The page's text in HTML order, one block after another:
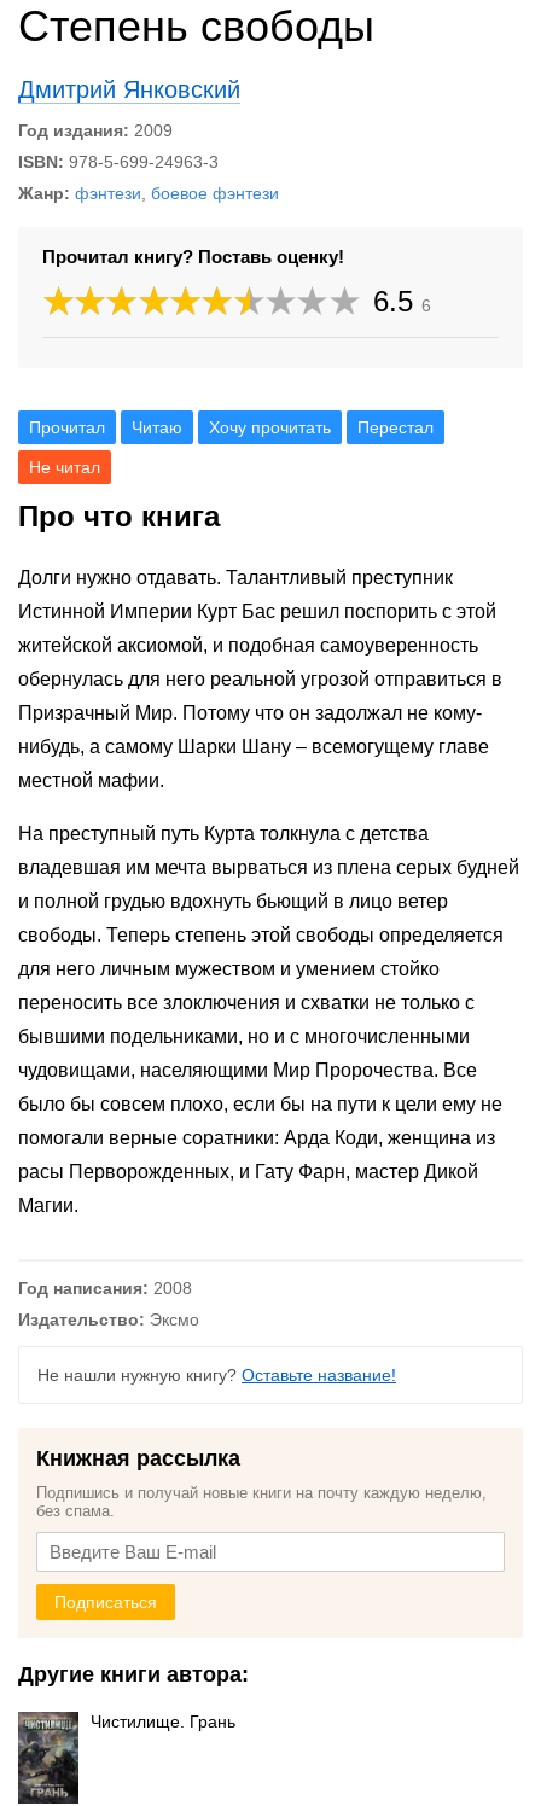
Степень свободы
Дмитрий Янковский
Год издания: 2009
ISBN: 978-5-699-24963-3
Жанр: фэнтези боевое фэнтези
Прочитал книгу? Поставь оценку!
6.5 6
Прочитал Читаю Хочу прочитать Перестал
Не читал
Про что книга
Долги нужно отдавать. Талантливый преступник
Истинной Империи Курт Бас решил поспорить с этой
житейской аксиомой, и подобная самоуверенность
обернулась для него реальной угрозой отправиться в
Призрачный Мир. Потому что он задолжал не кому-
нибудь, а самому Шарки Шану – всемогущему главе
местной мафии.
На преступный путь Курта толкнула с детства
владевшая им мечта вырваться из плена серых будней
и полной грудью вдохнуть бьющий в лицо ветер
свободы. Теперь степень этой свободы определяется
для него личным мужеством и умением стойко
переносить все злоключения и схватки не только с
бывшими подельниками, но и с многочисленными
чудовищами, населяющими Мир Пророчества. Все
было бы совсем плохо, если бы на пути к цели ему не
помогали верные соратники: Арда Коди, женщина из
расы Перворожденных, и Гату Фарн, мастер Дикой
Магии.
Год написания: 2008
Издательство: Эксмо
Не нашли нужную книгу? Оставьте название!
Книжная рассылка
Подпишись и получай новые книги на почту каждую неделю,
без спама.
Подписаться
Другие книги автора:
Чистилище. Грань